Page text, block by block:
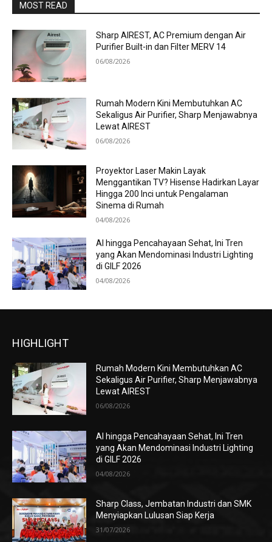
MOST READ
Sharp AIREST, AC Premium dengan Air
Purifier Built-in dan Filter MERV 14
06/08/2026
Rumah Modern Kini Membutuhkan AC
Sekaligus Air Purifier, Sharp Menjawabnya
Lewat AIREST
06/08/2026
Proyektor Laser Makin Layak
Menggantikan TV? Hisense Hadirkan Layar
Hingga 200 Inci untuk Pengalaman
Sinema di Rumah
04/08/2026
AI hingga Pencahayaan Sehat, Ini Tren
yang Akan Mendominasi Industri Lighting
di GILF 2026
04/08/2026
HIGHLIGHT
Rumah Modern Kini Membutuhkan AC
Sekaligus Air Purifier, Sharp Menjawabnya
Lewat AIREST
06/08/2026
AI hingga Pencahayaan Sehat, Ini Tren
yang Akan Mendominasi Industri Lighting
di GILF 2026
04/08/2026
Sharp Class, Jembatan Industri dan SMK
Menyiapkan Lulusan Siap Kerja
31/07/2026